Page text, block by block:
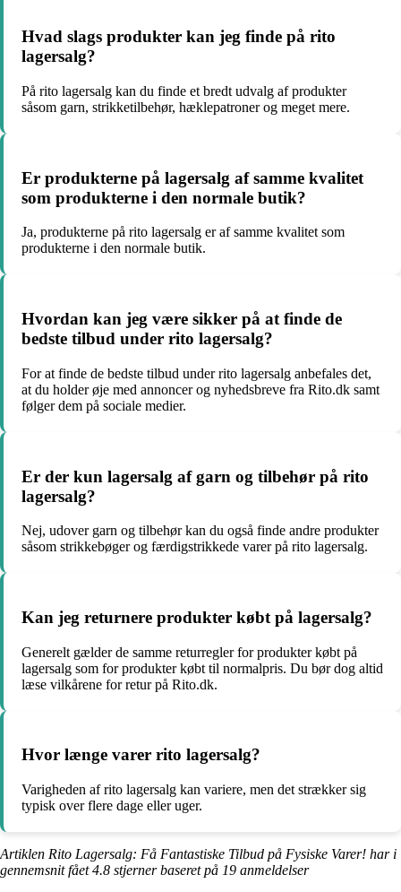
Hvad slags produkter kan jeg finde på rito
lagersalg?
På rito lagersalg kan du finde et bredt udvalg af produkter
såsom garn, strikketilbehør, hæklepatroner og meget mere.
Er produkterne på lagersalg af samme kvalitet
som produkterne i den normale butik?
Ja, produkterne på rito lagersalg er af samme kvalitet som
produkterne i den normale butik.
Hvordan kan jeg være sikker på at finde de
bedste tilbud under rito lagersalg?
For at finde de bedste tilbud under rito lagersalg anbefales det,
at du holder øje med annoncer og nyhedsbreve fra Rito.dk samt
følger dem på sociale medier.
Er der kun lagersalg af garn og tilbehør på rito
lagersalg?
Nej, udover garn og tilbehør kan du også finde andre produkter
såsom strikkebøger og færdigstrikkede varer på rito lagersalg.
Kan jeg returnere produkter købt på lagersalg?
Generelt gælder de samme returregler for produkter købt på
lagersalg som for produkter købt til normalpris. Du bør dog altid
læse vilkårene for retur på Rito.dk.
Hvor længe varer rito lagersalg?
Varigheden af rito lagersalg kan variere, men det strækker sig
typisk over flere dage eller uger.
Artiklen Rito Lagersalg: Få Fantastiske Tilbud på Fysiske Varer! har i
gennemsnit fået4.8 stjerner baseret på 19 anmeldelser